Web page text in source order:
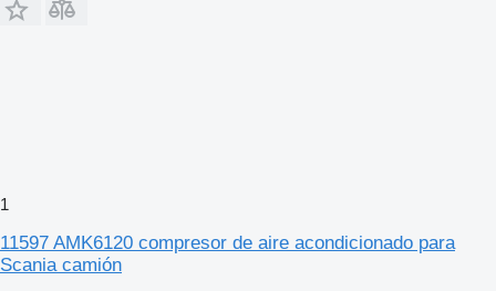
1
11597 AMK6120 compresor de aire acondicionado para
Scania camión